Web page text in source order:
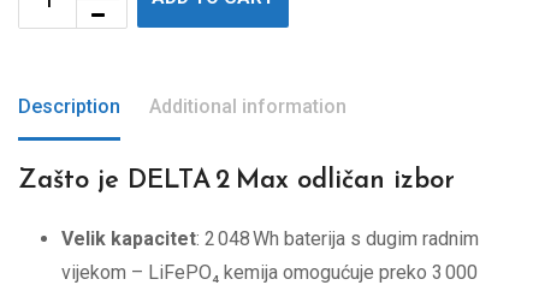
Description Additional information
Zašto je DELTA 2 Max odličan izbor
Velik kapacitet: 2 048 Wh baterija s dugim radnim
vijekom – LiFePO₄ kemija omogućuje preko 3 000